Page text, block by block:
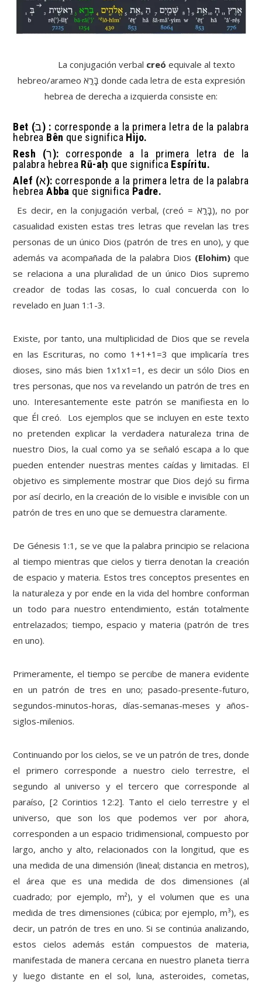
La conjugación verbal creó equivale al texto
hebreo/arameo בָּרָ֣א donde cada letra de esta expresión
hebrea de derecha a izquierda consiste en:
Bet (בּ) : corresponde a la primera letra de la palabra
hebrea Bên que significa Hijo.
Resh (ר): corresponde a la primera letra de la
palabra hebrea Rū-aḥ que significa Espíritu.
Alef (א): corresponde a la primera letra de la palabra
hebreaAbba que significa Padre.
Es decir, en la conjugación verbal, (creó = בָּרָ֣א), no por
casualidad existen estas tres letras que revelan las tres
personas de un único Dios (patrón de tres en uno), y que
además va acompañada de la palabra Dios (Elohim)que
se relaciona a una pluralidad de un único Dios supremo
creador de todas las cosas, lo cual concuerda con lo
revelado en Juan 1:1-3.
Existe, por tanto, una multiplicidad de Dios que se revela
en las Escrituras, no como 1+1+1=3 que implicaría tres
dioses, sino más bien 1x1x1=1, es decir un sólo Dios en
tres personas, que nos va revelando un patrón de tres en
uno. Interesantemente este patrón se manifiesta en lo
que Él creó. Los ejemplos que se incluyen en este texto
no pretenden explicar la verdadera naturaleza trina de
nuestro Dios, la cual como ya se señaló escapa a lo que
pueden entender nuestras mentes caídas y limitadas. El
objetivo es simplemente mostrar que Dios dejó su firma
por así decirlo, en la creación de lo visible e invisible con un
patrón de tres en uno que se demuestra claramente.
De Génesis 1:1, se ve que la palabra principio se relaciona
al tiempo mientras que cielos y tierra denotan la creación
de espacio y materia. Estos tres conceptos presentes en
la naturaleza y por ende en la vida del hombre conforman
un todo para nuestro entendimiento, están totalmente
entrelazados; tiempo, espacio y materia (patrón de tres
en uno).
Primeramente, el tiempo se percibe de manera evidente
en un patrón de tres en uno; pasado-presente-futuro,
segundos-minutos-horas, días-semanas-meses y años-
siglos-milenios.
Continuando por los cielos, se ve un patrón de tres, donde
el primero corresponde a nuestro cielo terrestre, el
segundo al universo y el tercero que corresponde al
paraíso, [2 Corintios 12:2]. Tanto el cielo terrestre y el
universo, que son los que podemos ver por ahora,
corresponden a un espacio tridimensional, compuesto por
largo, ancho y alto, relacionados con la longitud, que es
una medida de una dimensión (lineal; distancia en metros),
el área que es una medida de dos dimensiones (al
cuadrado; por ejemplo, m²), y el volumen que es una
medida de tres dimensiones (cúbica; por ejemplo, m³), es
decir, un patrón de tres en uno. Si se continúa analizando,
estos cielos además están compuestos de materia,
manifestada de manera cercana en nuestro planeta tierra
y luego distante en el sol, luna, asteroides, cometas,